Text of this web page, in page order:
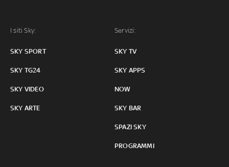
I siti Sky:
SKY SPORT
SKY TG24
SKY VIDEO
SKY ARTE
Servizi:
SKY TV
SKY APPS
NOW
SKY BAR
SPAZI SKY
PROGRAMMI